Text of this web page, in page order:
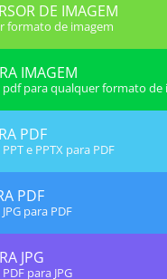
DE IMAGEM
formato de imagem
IMAGEM
para qualquer formato de
PDF
e PPTX para PDF
PDF
para PDF
JPG
para JPG